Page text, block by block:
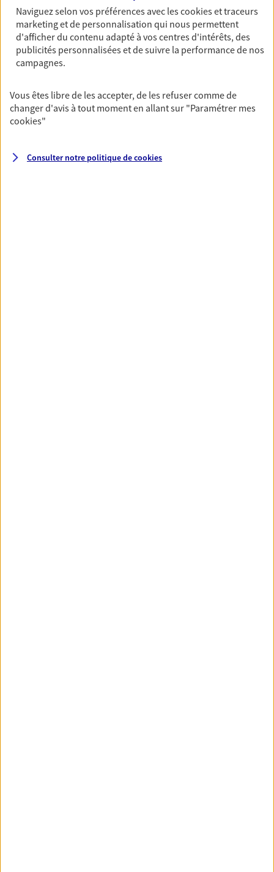
OBTENIR UN TARIF EN LIGNE
Multirisque Entreprise
assurance multirisque entreprise. Un contrat
unique pour protéger vos locaux, matériels pro,
équipements et stocks… sans oublier votre
responsabilité civile.
Découvrir l'offre Multirisque Entreprise
Naviguez selon vos préférences avec lescookies et traceurs
marketing et de personnalisation qui nous permettent
d'afficher du contenu adapté à vos centres d'intérêts, des
publicités personnalisées et de suivre la performance de nos
campagnes.
Vous êtes libre de les accepter, de les refuser comme de
changer d'avis à tout moment en allant sur "Paramétrer mes
cookies"
Consulter notre politique decookies